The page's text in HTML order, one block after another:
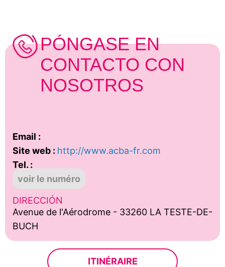
PÓNGASE EN
CONTACTO CON
NOSOTROS
Email :
Site web : http://www.acba-fr.com
Tel. :
voir le numéro
DIRECCIÓN
Avenue de l'Aérodrome - 33260 LA TESTE-DE-
BUCH
ITINÉRAIRE